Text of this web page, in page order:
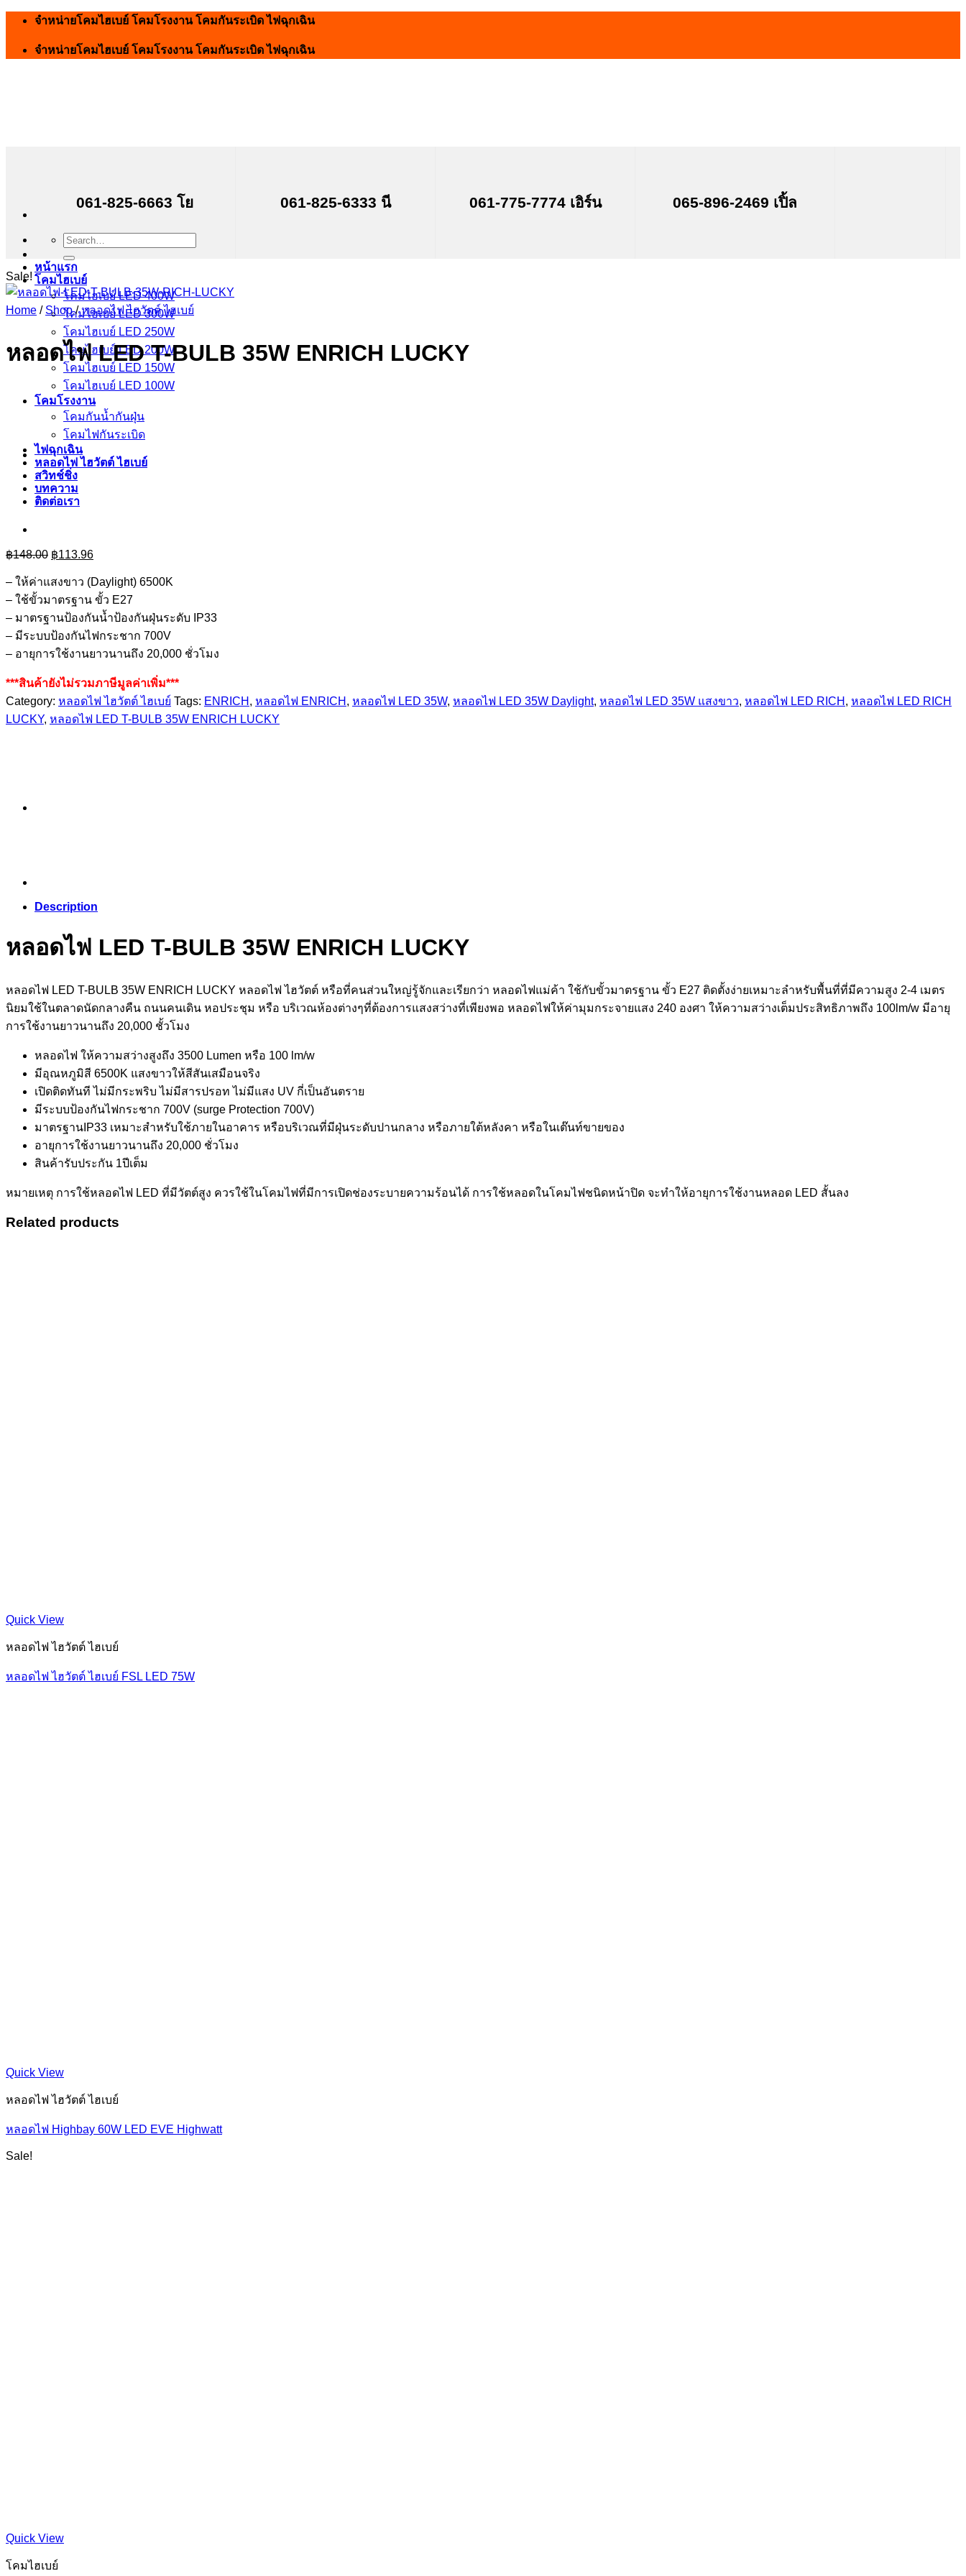
Skip
content
จำหน่ายโคมไฮเบย์ โคมโรงงาน โคมกันระเบิด ไฟฉุกเฉิน
จำหน่ายโคมไฮเบย์ โคมโรงงาน โคมกันระเบิด ไฟฉุกเฉิน
Search
for:
หน้าแรก
โคมไฮเบย์
โคมไฮเบย์ LED 400W
โคมไฮเบย์ LED 300W
โคมไฮเบย์ LED 250W
โคมไฮเบย์ LED 200W
โคมไฮเบย์ LED 150W
โคมไฮเบย์ LED 100W
โคมโรงงาน
โคมกันน้ำกันฝุ่น
โคมไฟกันระเบิด
ไฟฉุกเฉิน
หลอดไฟ ไฮวัตต์ ไฮเบย์
สวิทช์ชิ่ง
บทความ
ติดต่อเรา
061-825-6663 โย 061-825-6333 นี 061-775-7774 เอิร์น 065-896-2469 เปิ้ล
Sale!
Home / Shop / หลอดไฟ ไฮวัตต์ ไฮเบย์
หลอดไฟ LED T-BULB 35W ENRICH LUCKY
฿148.00 Original
was:
฿113.96Current
is:
฿113.96.
– ให้ค่าแสงขาว (Daylight) 6500K
– ใช้ขั้วมาตรฐาน ขั้ว E27
– มาตรฐานป้องกันน้ำป้องกันฝุ่นระดับ IP33
– มีระบบป้องกันไฟกระชาก 700V
– อายุการใช้งานยาวนานถึง 20,000 ชั่วโมง
***สินค้ายังไม่รวมภาษีมูลค่าเพิ่ม***
Category: หลอดไฟ ไฮวัตต์ ไฮเบย์ Tags: ENRICH , หลอดไฟ ENRICH , หลอดไฟ LED 35W, หลอดไฟ LED 35W Daylight, หลอดไฟ LED 35W แสงขาว, หลอดไฟ LED RICH , หลอดไฟ LED RICH
LUCKY, หลอดไฟ LED T-BULB 35W ENRICH LUCKY
Description
หลอดไฟ LED T-BULB 35W ENRICH LUCKY
หลอดไฟ LED T-BULB 35W ENRICH LUCKY หลอดไฟ ไฮวัตต์ หรือที่คนส่วนใหญ่รู้จักและเรียกว่า หลอดไฟแม่ค้า ใช้กับขั้วมาตรฐาน ขั้ว E27 ติดตั้งง่ายเหมาะลำหรับพื้นที่ที่มีความสูง 2-4 เมตร
นิยมใช้ในตลาดนัดกลางคืน ถนนคนเดิน หอประชุม หรือ บริเวณห้องต่างๆที่ต้องการแสงสว่างที่เพียงพอ หลอดไฟให้ค่ามุมกระจายแสง 240 องศา ให้ความสว่างเต็มประสิทธิภาพถึง 100lm/w มีอายุ
การใช้งานยาวนานถึง 20,000 ชั้วโมง
หลอดไฟ ให้ความสว่างสูงถึง 3500 Lumen หรือ 100 lm/w
มีอุณหภูมิสี 6500K แสงขาวให้สีสันเสมือนจริง
เปิดติดทันที ไม่มีกระพริบ ไม่มีสารปรอท ไม่มีแสง UV กี่เป็นอันตราย
มีระบบป้องกันไฟกระชาก 700V (surge Protection 700V)
มาตรฐานIP33 เหมาะสำหรับใช้ภายในอาคาร หรือบริเวณที่มีฝุ่นระดับปานกลาง หรือภายใต้หลังคา หรือในเต๊นท์ขายของ
อายุการใช้งานยาวนานถึง 20,000 ชั่วโมง
สินค้ารับประกัน 1ปีเต็ม
หมายเหตุ การใช้หลอดไฟ LED ที่มีวัตต์สูง ควรใช้ในโคมไฟที่มีการเปิดช่องระบายความร้อนได้ การใช้หลอดในโคมไฟชนิดหน้าปิด จะทำให้อายุการใช้งานหลอด LED สั้นลง
Related products
Quick View
หลอดไฟ ไฮวัตต์ ไฮเบย์
หลอดไฟ ไฮวัตต์ ไฮเบย์ FSL LED 75W
Quick View
หลอดไฟ ไฮวัตต์ ไฮเบย์
หลอดไฟ Highbay 60W LED EVE Highwatt
Sale!
Quick View
โคมไฮเบย์